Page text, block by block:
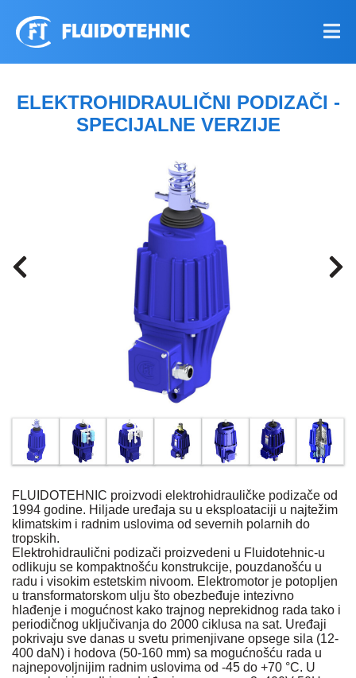
ELEKTROHIDRAULIČNI PODIZAČI -
SPECIJALNE VERZIJE
FLUIDOTEHNIC proizvodi elektrohidrauličke podizače od
1994 godine. Hiljade uređaja su u eksploataciji u najtežim
klimatskim i radnim uslovima od severnih polarnih do
tropskih.
Elektrohidraulični podizači proizvedeni u Fluidotehnic-u
odlikuju se kompaktnošću konstrukcije, pouzdanošću u
radu i visokim estetskim nivoom. Elektromotor je potopljen
u transformatorskom ulju što obezbeđuje intezivno
hlađenje i mogućnost kako trajnog neprekidnog rada tako i
periodičnog uključivanja do 2000 ciklusa na sat. Uređaji
pokrivaju sve danas u svetu primenjivane opsege sila (12-
400 daN) i hodova (50-160 mm) sa mogućnošću rada u
najnepovoljnijim radnim uslovima od -45 do +70 °C. U